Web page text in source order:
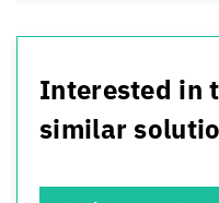
Interested in
similar